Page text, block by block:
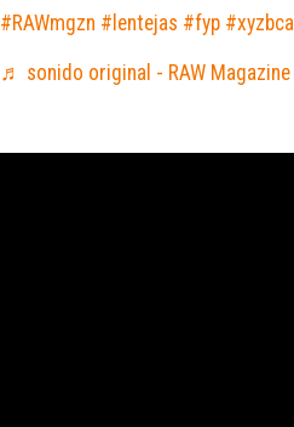
#RAWmgzn #lentejas #fyp #xyzbca
♬ sonido original - RAW Magazine